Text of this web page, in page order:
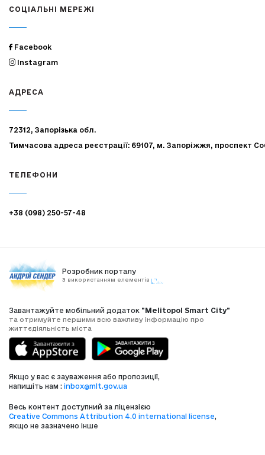
СОЦІАЛЬНІ МЕРЕЖІ
Facebook
Instagram
АДРЕСА
72312, Запорізька обл.
Тимчасова адреса реєстрації: 69107, м. Запоріжжя, проспект
ТЕЛЕФОНИ
+38 (098) 250-57-48
Розробник порталу
З використанням елементів
Завантажуйте мобільний додаток "Melitopol Smart City"
та отримуйте першими всю важливу інформацію про
життєдіяльність міста
Якщо у вас є зауваження або пропозиції,
напишіть нам : inbox@mlt.gov.ua
Весь контент доступний за ліцензією
Creative Commons Attribution 4.0 international license,
якщо не зазначено інше